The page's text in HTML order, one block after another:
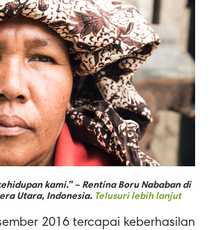
kami.” – Rentina Boru Nababan di
Utara, Indonesia. Telusuri lebih lanjut
2016 tercapai keberhasilan